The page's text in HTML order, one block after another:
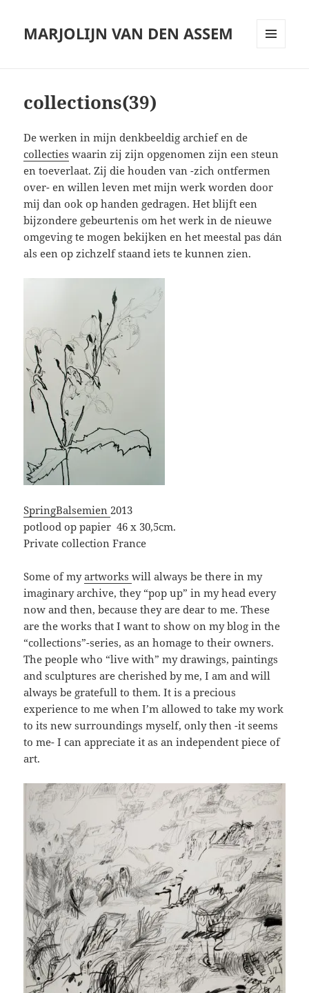
MARJOLIJN VAN DEN ASSEM
collections(39)
De werken in mijn denkbeeldig archief en de
collecties waarin zij zijn opgenomen zijn een steun
en toeverlaat. Zij die houden van -zich ontfermen
over- en willen leven met mijn werk worden door
mij dan ook op handen gedragen. Het blijft een
bijzondere gebeurtenis om het werk in de nieuwe
omgeving te mogen bekijken en het meestal pas dán
als een op zichzelf staand iets te kunnen zien.
SpringBalsemien2013
potlood op papier 46 x 30,5cm.
Private collection France
Some of myartworkswill always be there in my
imaginary archive, they “pop up” in my head every
now and then, because they are dear to me. These
are the works that I want to show on my blog in the
“collections”-series, as an homage to their owners.
The people who “live with” my drawings, paintings
and sculptures are cherished by me, I am and will
always be gratefull to them. It is a precious
experience to me when I’m allowed to take my work
to its new surroundings myself, only then -it seems
to me- I can appreciate it as an independent piece of
art.